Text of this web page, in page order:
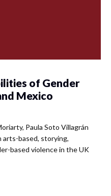
of Gender
Mexico
Paula Soto Villagrán
arts-based, storying,
based violence in the UK